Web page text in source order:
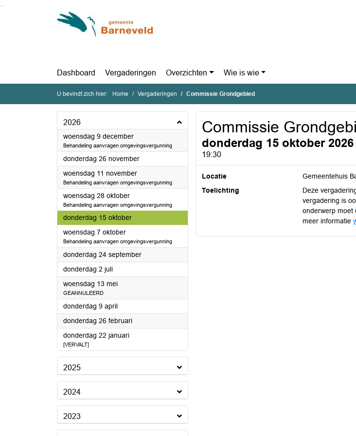
Ga naar de inhoud van deze pagina
Ga naar het zoeken
Dashboard Vergaderingen Overzichten Wie is wie
U bevindt zich hier: Home Vergaderingen Commissie Grondgebied
2026
woensdag 9 december2026
Behandeling aanvragen omgevingsvergunning
donderdag 26 november2026
woensdag 11 november2026
Behandeling aanvragen omgevingsvergunning
woensdag 28 oktober2026
Behandeling aanvragen omgevingsvergunning
donderdag 15 oktober2026
woensdag 7 oktober2026
Behandeling aanvragen omgevingsvergunning
donderdag 24 september2026
donderdag 2 juli2026
woensdag 13 mei2026
GEANNULEERD
donderdag 9 april2026
donderdag 26 februari2026
donderdag 22 januari2026
[VERVALT]
2025
2024
2023
Commissie
donderdag 15 oktober 2026
19:30
Locatie
Gemeentehuis
Toelichting
Deze
vergadering is
onderwerp moet
meer informatie